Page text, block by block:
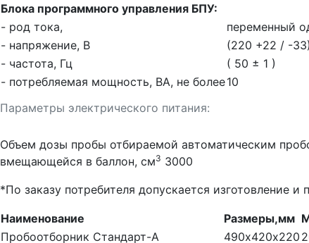
Параметры электрического питания:
Блока программного управления БПУ:
- род тока,
переменный
- напряжение, В
(220 +22 / -33)
- частота, Гц
( 50 ± 1 )
- потребляемая мощность, ВА, не более10
Объем дозы пробы отбираемой автоматическим
вмещающейся в баллон, см3 3000
*По заказу потребителя допускается изготовление и
Наименование Размеры,мм
Пробоотборник Стандарт-А
490х420х220